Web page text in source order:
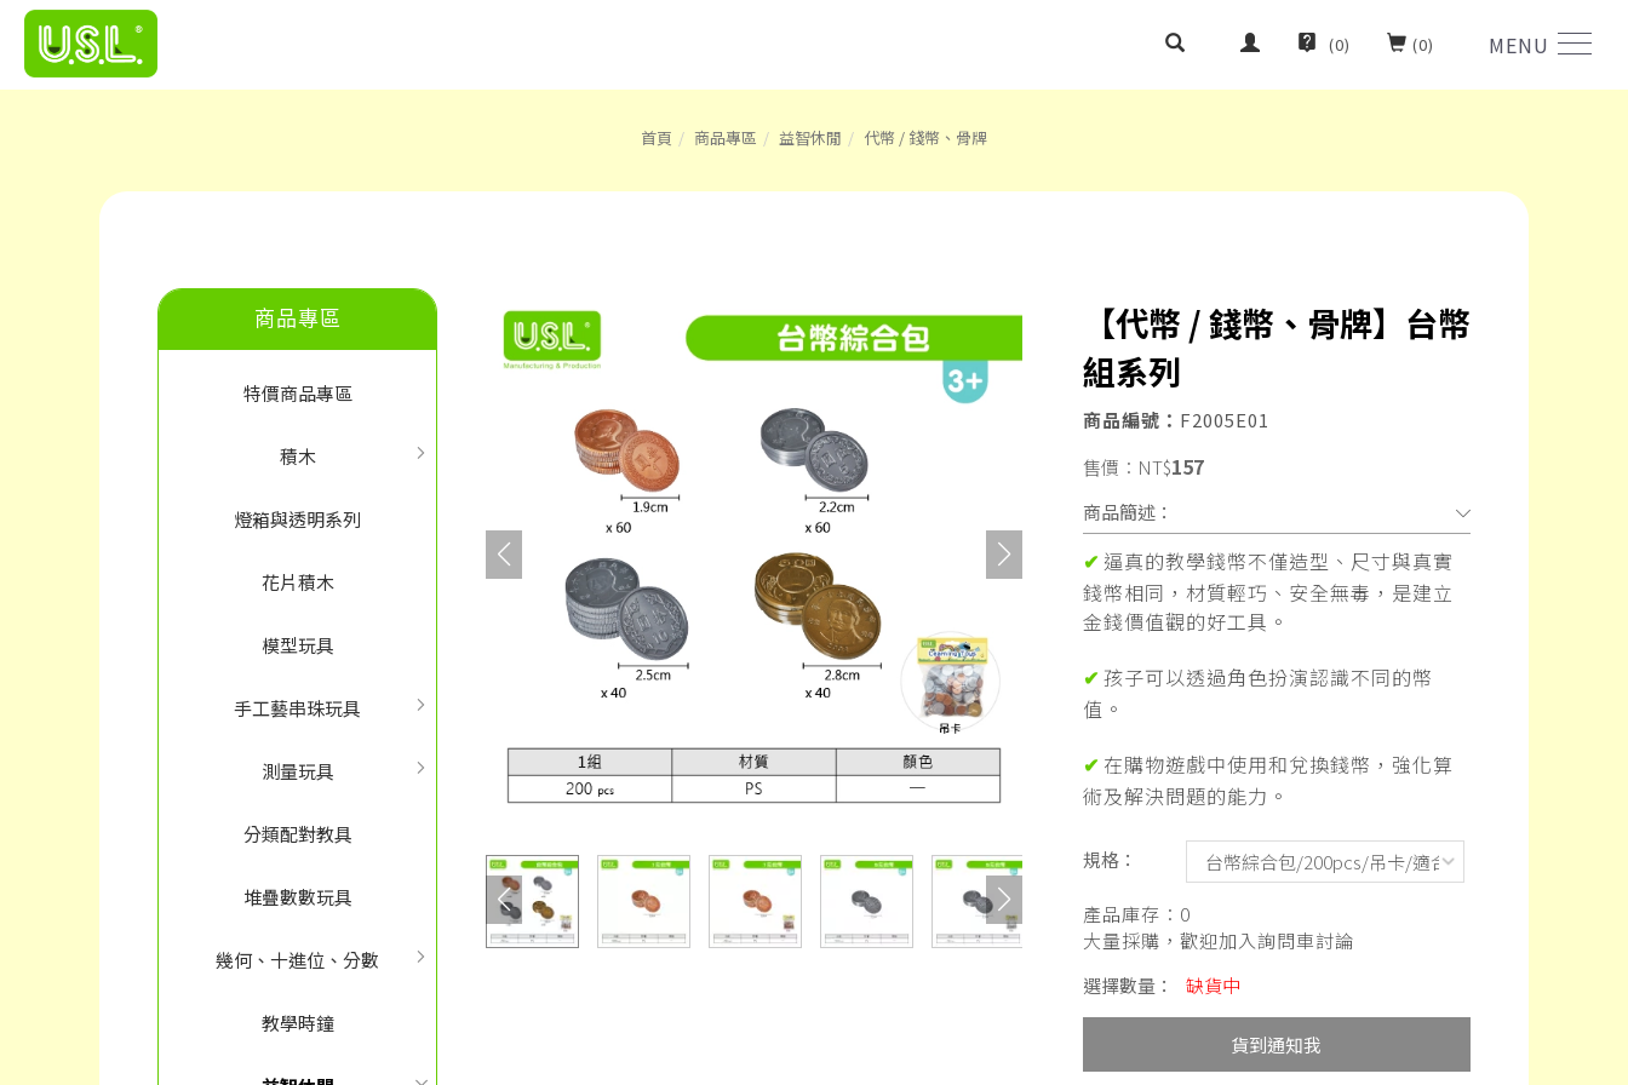
MENU
(0)
(0)
首頁 商品專區 益智休閒 代幣 / 錢幣、骨牌
商品專區
特價商品專區
積木
燈箱與透明系列
花片積木
模型玩具
手工藝串珠玩具
測量玩具
分類配對教具
堆疊數數玩具
幾何、十進位、分數
教學時鐘
【代幣 / 錢幣、骨牌】台幣
組系列
商品編號： F2005E01
售價： NT$157
商品簡述：
✔ 逼真的教學錢幣不僅造型、尺寸與真實
錢幣相同，材質輕巧、安全無毒，是建立
金錢價值觀的好工具。
✔ 孩子可以透過角色扮演認識不同的幣
值。
✔ 在購物遊戲中使用和兌換錢幣，強化算
術及解決問題的能力。
規格：
產品庫存： 0
大量採購，歡迎加入詢問車討論
選擇數量：
缺貨中
貨到通知我